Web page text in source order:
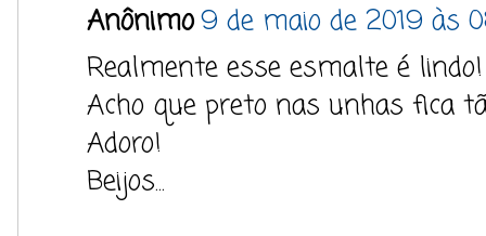
Anônimo9 de maio de 2019 às
Realmente esse esmalte é lindo!
Acho que preto nas unhas fica
Adoro!
Beijos...